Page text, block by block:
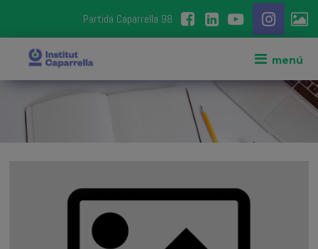
Partida Caparrella 98